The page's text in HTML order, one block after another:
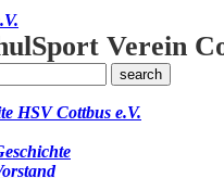
Verein
HSV Cottbus e.V.